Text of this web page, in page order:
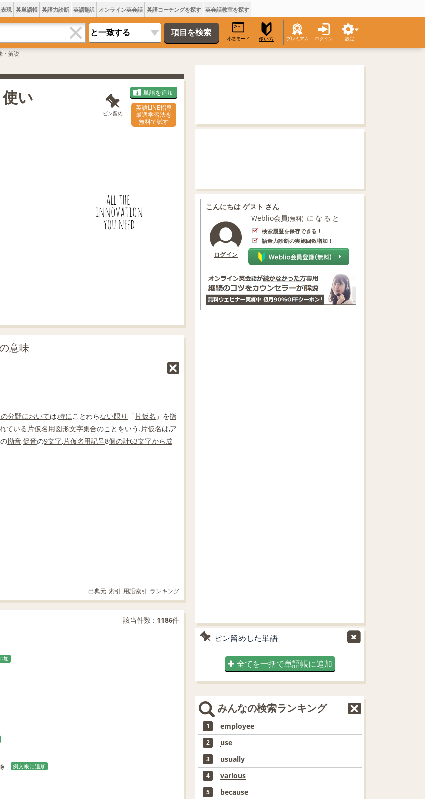
現 英単語帳 英語力診断 英語翻訳 オンライン英会話 英語コーチングを探す 英会話教室を探す
小窓モード 使い方 プレミアム ログイン 設定
・解説
い
ピン留め
単語を追加
英語LINE指導
最適学習法を
無料で試す
意味
の分野においては,特にことわらない限り 「片仮名 」を指
ている 片仮名用図形文字集合のことをいう.片仮名は,ア
拗音,促音の9文字,片仮名用記号8個の計63文字から成
出典元 索引 用語索引 ランキング
該当件数 : 1186件
加
例文帳に追加
こんにちは ゲスト さん
ログイン
Weblio会員(無料) になると
検索履歴を保存できる！
語彙力診断の実施回数増加！
ピン留めした単語
全てを一括で単語帳に追加
みんなの検索ランキング
1 employee
2 use
3 usually
4 various
5 because